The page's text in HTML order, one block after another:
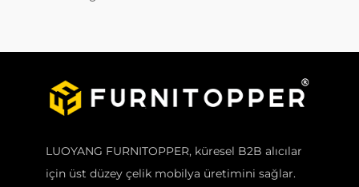
LUOYANG FURNITOPPER, küresel B2B alıcılar
için üst düzey çelik mobilya üretimini sağlar.